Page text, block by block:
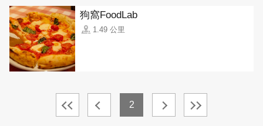
狗窩FoodLab
1.49 公里
2